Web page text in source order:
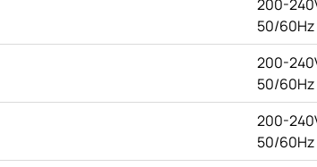
200-
50/60Hz
200-
50/60Hz
200-
50/60Hz